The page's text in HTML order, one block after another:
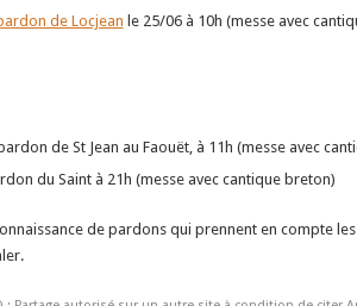
de Locjean le 25/06 à 10h (messe avec
de St Jean au Faouët, à 11h (messe avec
du Saint à 21h (messe avec cantique breton)
de pardons qui prennent en compte